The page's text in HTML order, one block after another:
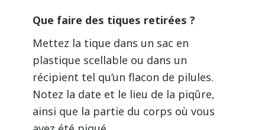
Que faire des tiques retirées ?
Mettez la tique dans un sac en
plastique scellable ou dans un
récipient tel qu’un flacon de pilules.
Notez la date et le lieu de la piqûre,
ainsi que la partie du corps où vous